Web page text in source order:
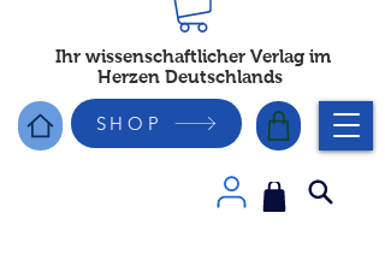
Ihr wissenschaftlicher Verlag im
Herzen Deutschlands
SHOP